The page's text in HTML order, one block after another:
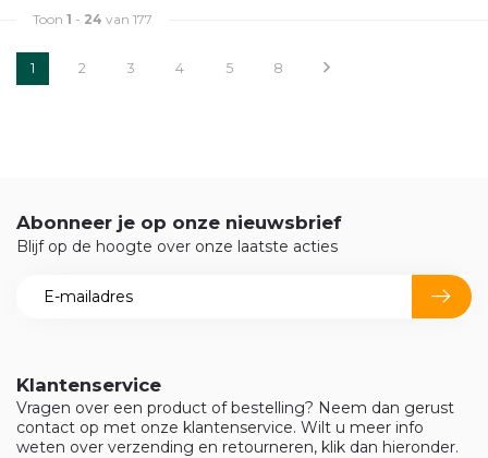
Toon 1 - 24 van 177
1 2 3 4 5 8
Klantenservice
Vragen over een product of bestelling? Neem dan gerust
contact op met onze klantenservice. Wilt u meer info
weten over verzending en retourneren, klik dan hieronder.
Abonneer je op onze nieuwsbrief
Blijf op de hoogte over onze laatste acties